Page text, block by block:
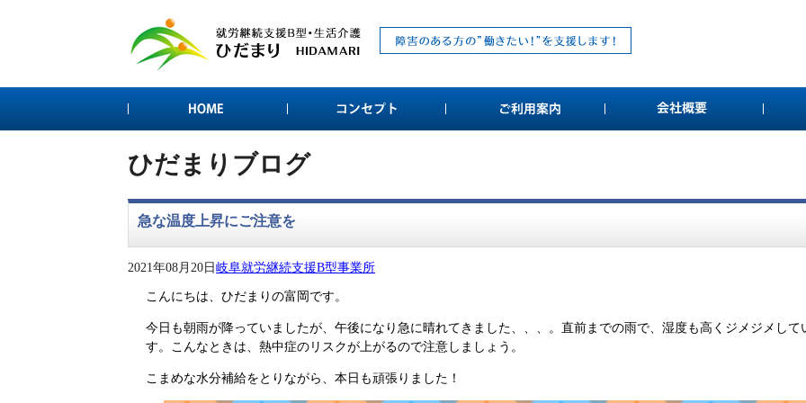
ひだまりブログ
急な温度上昇にご注意を
2021年08月20日岐阜就労継続支援B型事業所
こんにちは、ひだまりの富岡です。
今日も朝雨が降っていましたが、午後になり急に晴れてきました、、、。直前までの雨で、湿度も高くジメジメして
す。こんなときは、熱中症のリスクが上がるので注意しましょう。
こまめな水分補給をとりながら、本日も頑張りました！